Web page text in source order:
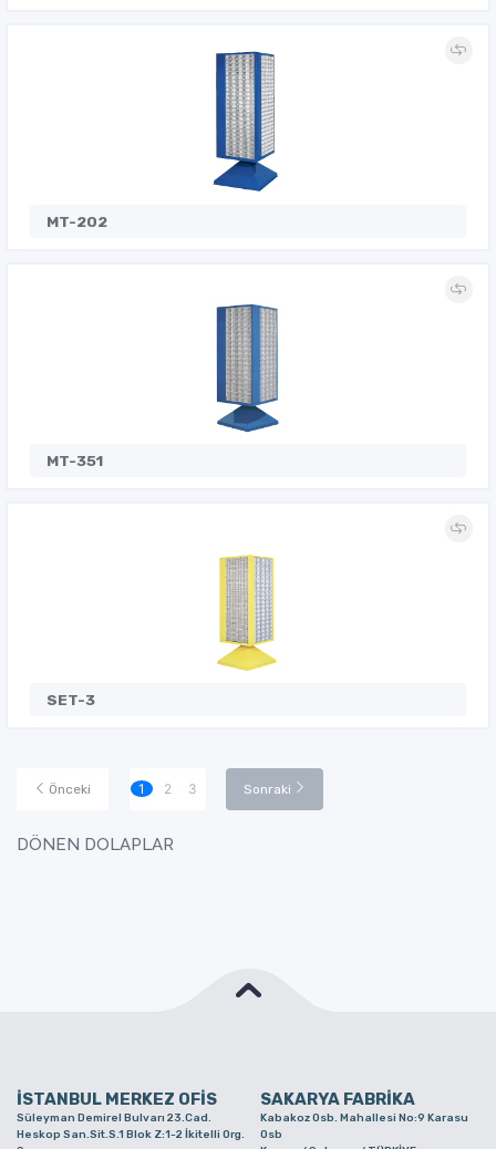
MT-202
MT-351
SET-3
Önceki 1 2 3 Sonraki
DÖNEN DOLAPLAR
İSTANBUL MERKEZ OFİS SAKARYA FABRİKA
Süleyman Demirel Bulvarı 23.Cad.
Heskop San.Sit.S.1 Blok Z:1-2 İkitelli Org.
Kabakoz Osb. Mahallesi No:9 Karasu
Osb